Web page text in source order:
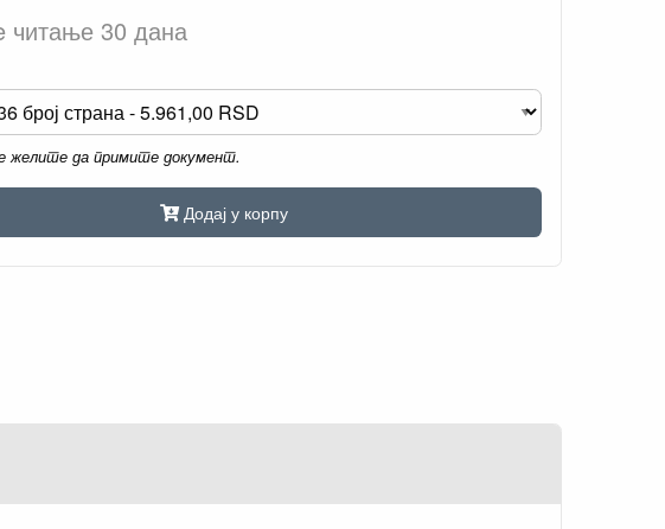
читање 30 дана
желите да примите документ.
Додај у корпу